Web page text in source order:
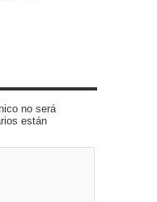
no será
están